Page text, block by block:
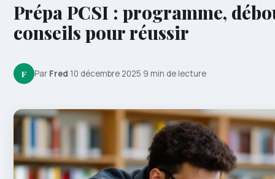
Prépa PCSI : programme,
conseils pour réussir
F Par Fred·10 décembre 2025·9 min de lecture